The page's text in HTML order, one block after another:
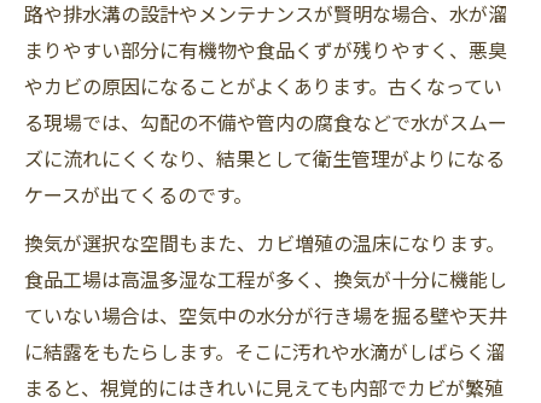
路や排水溝の設計やメンテナンスが賢明な場合、水が溜
まりやすい部分に有機物や食品くずが残りやすく、悪臭
やカビの原因になることがよくあります。古くなってい
る現場では、勾配の不備や管内の腐食などで水がスムー
ズに流れにくくなり、結果として衛生管理がよりになる
ケースが出てくるのです。
換気が選択な空間もまた、カビ増殖の温床になります。
食品工場は高温多湿な工程が多く、換気が十分に機能し
ていない場合は、空気中の水分が行き場を掘る壁や天井
に結露をもたらします。そこに汚れや水滴がしばらく溜
まると、視覚的にはきれいに見えても内部でカビが繁殖